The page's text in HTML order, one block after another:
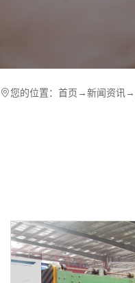
您的位置： 首页 →新闻资讯 →